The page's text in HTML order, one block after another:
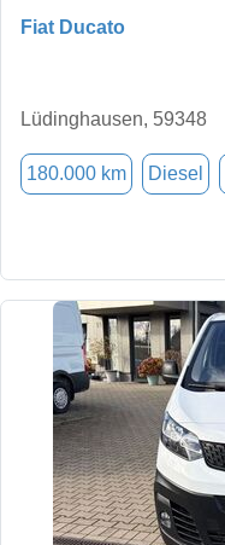
Fiat Ducato
Lüdinghausen, 59348
180.000 km Diesel